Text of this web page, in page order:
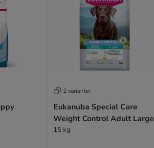
2 varianter
Eukanuba Special Care
Weight Control Adult Large
15 kg